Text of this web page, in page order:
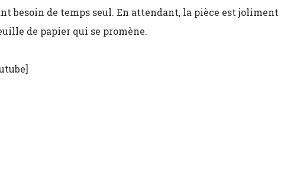
besoin de temps seul. En attendant, la pièce est joliment
de papier qui se promène.